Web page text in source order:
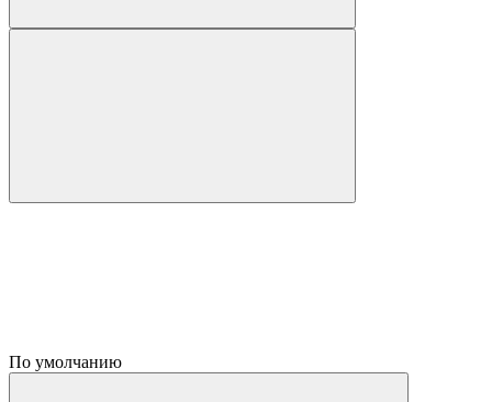
По умолчанию